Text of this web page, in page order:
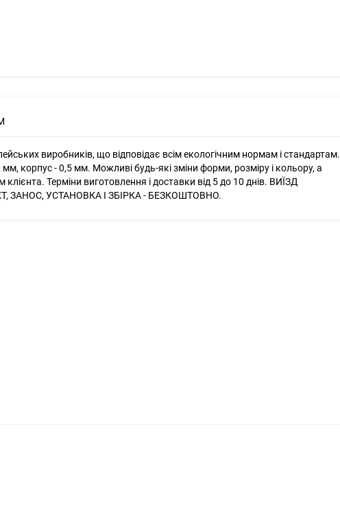
виробників, що відповідає всім екологічним нормам і стандартам.
корпус - 0,5 мм. Можливі будь-які зміни форми, розміру і кольору, а
Терміни виготовлення і доставки від 5 до 10 днів. ВИЇЗД
ЗАНОС, УСТАНОВКА І ЗБІРКА - БЕЗКОШТОВНО.